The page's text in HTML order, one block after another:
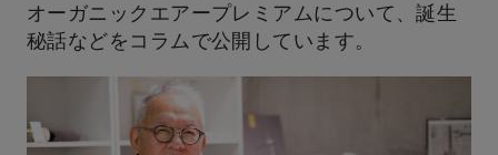
オーガニックエアープレミアムについて、誕生
秘話などをコラムで公開しています。